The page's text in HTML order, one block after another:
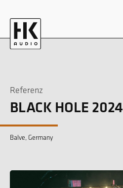
Referenz
BLACK HOLE 2024
Balve, Germany